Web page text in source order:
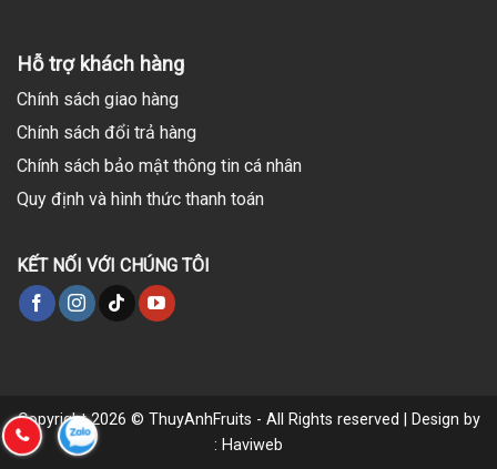
Hỗ trợ khách hàng
Chính sách giao hàng
Chính sách đổi trả hàng
Chính sách bảo mật thông tin cá nhân
Quy định và hình thức thanh toán
KẾT NỐI VỚI CHÚNG TÔI
Copyright 2026 © ThuyAnhFruits - All Rights reserved | Design by
: Haviweb